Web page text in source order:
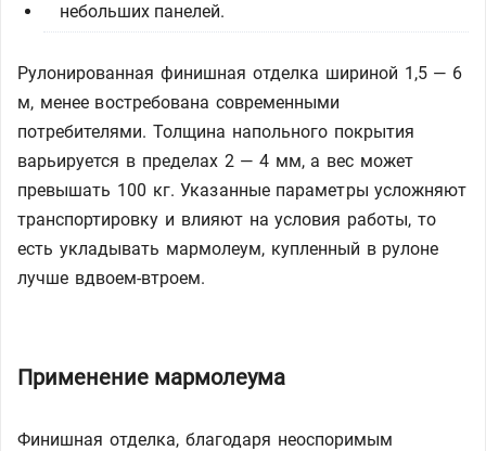
небольших панелей.
Рулонированная финишная отделка шириной 1,5 — 6
м, менее востребована современными
потребителями. Толщина напольного покрытия
варьируется в пределах 2 — 4 мм, а вес может
превышать 100 кг. Указанные параметры усложняют
транспортировку и влияют на условия работы, то
есть укладывать мармолеум, купленный в рулоне
лучше вдвоем-втроем.
Применение мармолеума
Финишная отделка, благодаря неоспоримым